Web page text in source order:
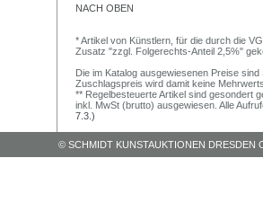
NACH OBEN
* Artikel von Künstlern, für die durch die
Zusatz "zzgl. Folgerechts-Anteil 2,5%"
Die im Katalog ausgewiesenen Preise
Zuschlagspreis wird damit keine
** Regelbesteuerte Artikel sind gesondert
inkl. MwSt (brutto) ausgewiesen. Alle
7.3.)
© SCHMIDT KUNSTAUKTIONEN DRESDEN